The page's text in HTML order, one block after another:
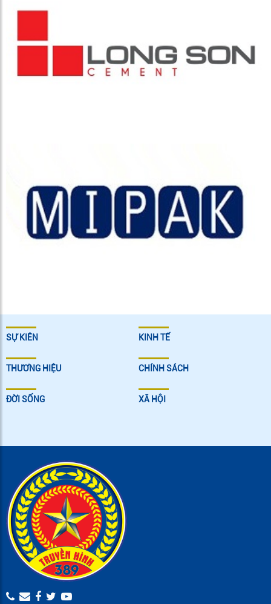
SỰ KIÊN KINH TẾ
THƯƠNG HIỆU CHÍNH SÁCH
ĐỜI SỐNG XÃ HỘI